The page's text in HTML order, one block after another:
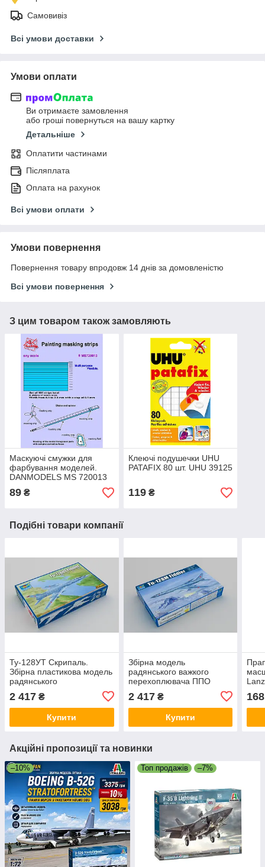
Самовивіз
Всі умови доставки
Умови оплати
Ви отримаєте замовлення
або гроші повернуться на вашу картку
Детальніше
Оплатити частинами
Післяплата
Оплата на рахунок
Всі умови оплати
Умови повернення
Повернення товару впродовж 14 днів за домовленістю
Всі умови повернення
З цим товаром також замовляють
Маскуючі смужки для
фарбування моделей.
DANMODELS MS 720013
89 ₴
Клеючі подушечки UHU
PATAFIX 80 шт. UHU 39125
119₴
Подібні товари компанії
Ту-128УТ Скрипаль.
Збірна пластикова модель
радянського
TRUMPETER 01688
2 417 ₴
Купити
Збірна модель
радянського важкого
перехоплювача ППО
TRUMPETER 01687
2 417₴
Купити
168
Акційні пропозиції та новинки
–10% Топ продажів –7%